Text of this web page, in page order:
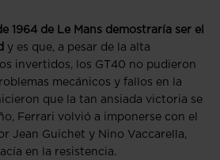
1964 de Le Mans demostraría ser el
y es que, a pesar de la alta
invertidos, los GT40 no pudieron
mecánicos y fallos en la
que la tan ansiada victoria se
Ferrari volvió a imponerse con el
Jean Guichet y Nino Vaccarella,
en la resistencia.